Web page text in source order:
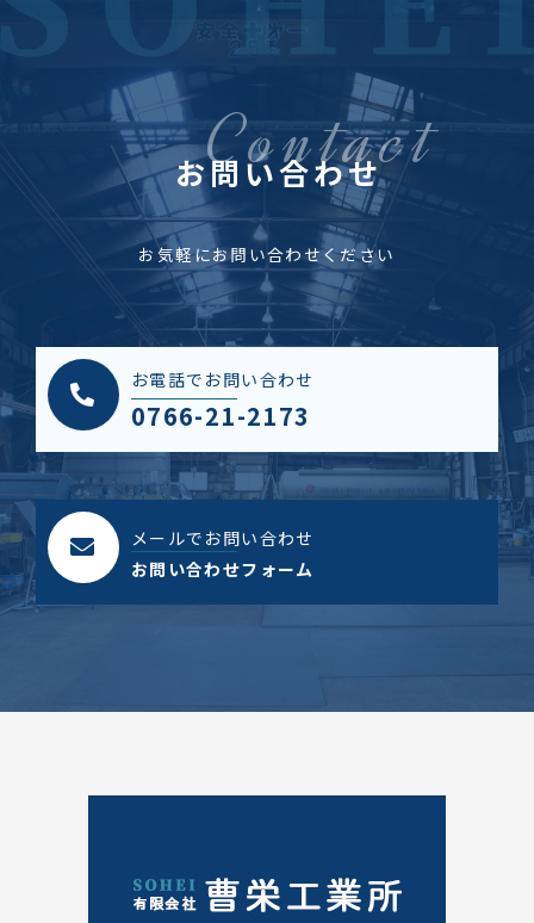
お問い合わせ
お気軽にお問い合わせください
お電話でお問い合わせ
0766-21-2173
メールでお問い合わせ
お問い合わせフォーム